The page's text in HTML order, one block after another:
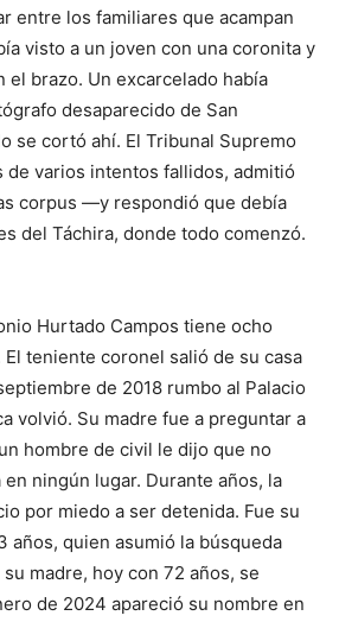
entre los familiares que acampan
visto a un joven con una coronita y
el brazo. Un excarcelado había
desaparecido de San
se cortó ahí. El Tribunal Supremo
de varios intentos fallidos, admitió
corpus —y respondió que debía
del Táchira, donde todo comenzó.
Hurtado Campos tiene ocho
teniente coronel salió de su casa
de 2018 rumbo al Palacio
volvió. Su madre fue a preguntar a
hombre de civil le dijo que no
ningún lugar. Durante años, la
por miedo a ser detenida. Fue su
años, quien asumió la búsqueda
madre, hoy con 72 años, se
de 2024 apareció su nombre en